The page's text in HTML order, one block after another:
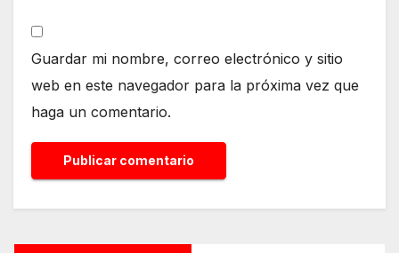
Guardar mi nombre, correo electrónico y sitio
web en este navegador para la próxima vez que
haga un comentario.